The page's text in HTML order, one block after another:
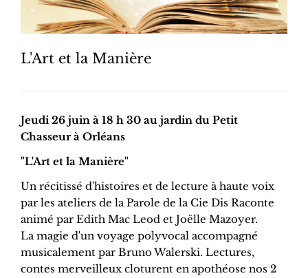
L'Art et la Manière
Jeudi 26 juin à 18 h 30 au jardin du Petit
Chasseur à Orléans
"L'Art et la Manière"
Un récitissé d'histoires et de lecture à haute voix
par les ateliers de la Parole de la Cie Dis Raconte
animé par Edith Mac Leod et Joëlle Mazoyer.
La magie d'un voyage polyvocal accompagné
musicalement par Bruno Walerski. Lectures,
contes merveilleux cloturent en apothéose nos 2